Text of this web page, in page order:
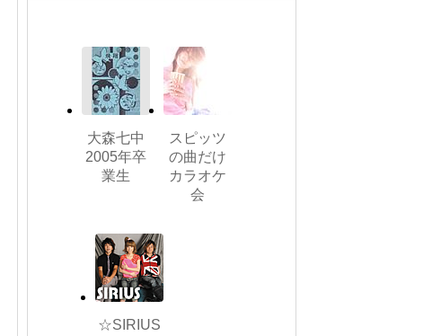
大森七中
2005年卒
業生
スピッツ
の曲だけ
カラオケ
会
☆SIRIUS